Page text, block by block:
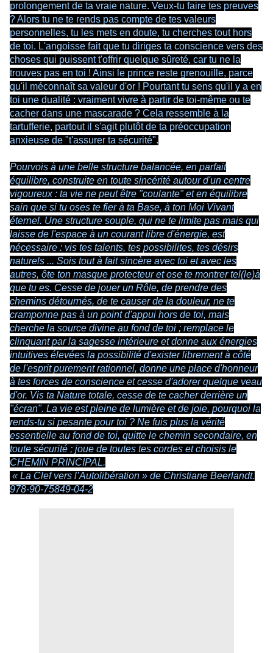
prolongement de ta vraie nature. Veux-tu faire tes preuves
? Alors tu ne te rends pas compte de tes valeurs
personnelles, tu les mets en doute, tu cherches tout hors
de toi. L'angoisse fait que tu diriges ta conscience vers des
choses qui puissent t'offrir quelque sûreté, car tu ne la
trouves pas en toi ! Ainsi le prince reste grenouille, parce
qu'il méconnaît sa valeur d'or ! Pourtant tu sens qu'il y a en
toi une dualité : vraiment vivre à partir de toi-même ou te
cacher dans une mascarade ? Cela ressemble à la
tartufferie, partout il s'agit plutôt de ta préoccupation
anxieuse de "t'assurer ta sécurité".
Pourvois à une belle structure balancée, en parfait
équilibre, construite en toute sincérité autour d'un centre
vigoureux : ta vie ne peut être "coulante" et en équilibre
sain que si tu oses te fier à ta Base, à ton Moi Vivant
éternel. Une structure souple, qui ne te limite pas mais qui
laisse de l'espace à un courant libre d'énergie, est
nécessaire : vis tes talents, tes possibilites, tes désirs
naturels ... Sois tout à fait sincère avec toi et avec les
autres, ôte ton masque protecteur et ose te montrer tel(le)à
que tu es. Cesse de jouer un Rôle, de prendre des
chemins détournés, de te causer de la douleur, ne te
cramponne pas à un point d'appui hors de toi, mais
cherche la source divine au fond de toi ; remplace le
clinquant par la sagesse intérieure et donne aux énergies
intuitives élevées la possibilité d'exister librement à côté
de l'esprit purement rationnel, donne une place d'honneur
à tes forces de conscience et cesse d'adorer quelque veau
d'or. Vis ta Nature totale, cesse de te cacher derrière un
"écran". La vie est pleine de lumière et de joie, pourquoi la
rends-tu si pesante pour toi ? Ne fuis plus la vérité
essentielle au fond de toi, quitte le chemin secondaire, en
toute sécurité ; joue de toutes tes cordes et choisis le
CHEMIN PRINCIPAL.
« La Clef vers l’Autolibération » de Christiane Beerlandt.
978-90-75849-04-2